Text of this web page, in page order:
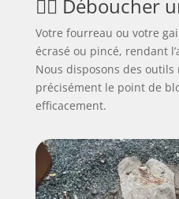
🕵️‍♂️ Déboucher
Votre fourreau ou votre
écrasé ou pincé, rendant
Nous disposons des
précisément le point de
efficacement.